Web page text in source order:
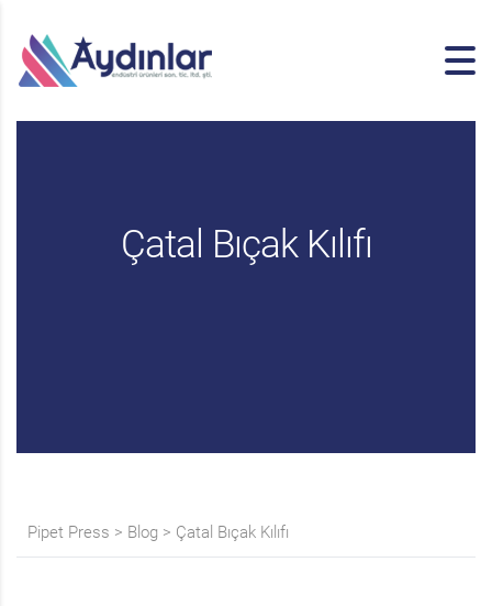
Çatal Bıçak Kılıfı
Pipet Press > Blog > Çatal Bıçak Kılıfı